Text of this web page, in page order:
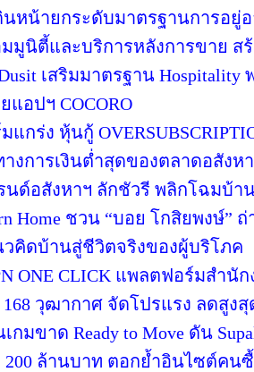
หน้ายกระดับมาตรฐานการอยู่อ
มูนิตี้และบริการหลังการขาย สร้
เสริมมาตรฐาน
แอปฯ COCORO
แกร่ง หุ้นกู้
งการเงินต่ำสุดของตลาดอสังห
นด์อสังหาฯ ลักชัวรี พลิกโฉมบ้า
Home ชวน “บอย โกสิยพงษ์”
คิดบ้านสู่ชีวิตจริงของผู้บริโภค
ONE CLICK แพลตฟอร์มสำนั
วุฒากาศ จัดโปรแรง ลดสูงสุ
กมขาด Ready to Move ดัน
ล้านบาท ตอกย้ำอินไซต์คน